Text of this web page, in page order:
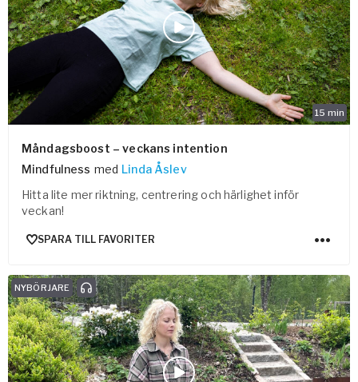
Vården – Yogobe Health & Care
Så stöttar Yogobe patienter, förskrivare och sjukvården
Fysisk aktivitet på recept
Företag
Stöd till arbetsgivare, försäkringsbolag & organisationer
Arbetsgivare
Pausa Smart
Yogobe för yogalärare
15 min
Måndagsboost – veckans intention
Mindfulness med Linda Åslev
Hitta lite mer riktning, centrering och härlighet inför
veckan!
SPARA TILL FAVORITER
NYBÖRJARE